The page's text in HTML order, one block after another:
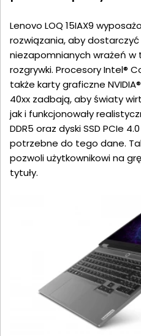
Lenovo LOQ 15IAX9
rozwiązania, aby
niezapomnianych wrażeń w
rozgrywki. Procesory Intel®
także karty graficzne
40xx zadbają, aby światy
jak i funkcjonowały
DDR5 oraz dyski SSD PCIe
potrzebne do tego dane.
pozwoli użytkownikowi na
tytuły.